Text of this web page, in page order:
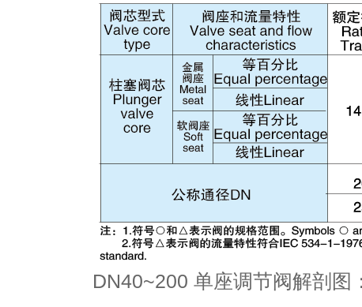
DN40~200 单座调节阀解剖图：